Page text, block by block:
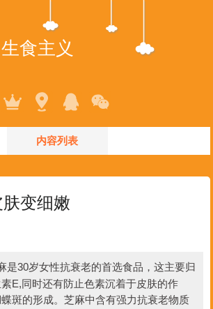
生食主义
内容列表
变细嫩
是30岁女性抗衰老的首选食品，这主要归
E,同时还有防止色素沉着于皮肤的作
斑的形成。芝麻中含有强力抗衰老物质